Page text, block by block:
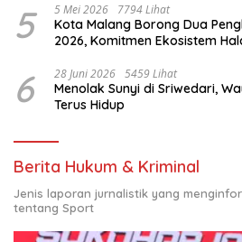
5 5 Mei 2026 7794 Lihat
Kota Malang Borong Dua
2026, Komitmen Ekosistem
6 28 Juni 2026 5459 Lihat
Menolak Sunyi di Sriwedari,
Terus Hidup
Berita Hukum & Kriminal
Jenis laporan jurnalistik yang
tentang Sport